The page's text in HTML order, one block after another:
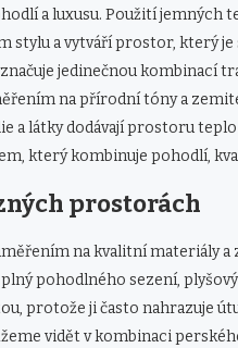
a luxusu. Použití
a vytváří prostor, který je
jedinečnou kombinací
na přírodní tóny a
a látky dodávají prostoru teplo
který kombinuje pohodlí,
prostorách
na kvalitní materiály a
pohodlného sezení,
protože ji často nahrazuje
vidět v kombinaci